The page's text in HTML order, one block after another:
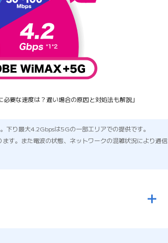
要な速度は？遅い場合の原因と対処法も解説」
り最大4.2Gbpsは5Gの一部エリアでの提供です。
す。また電波の状態、ネットワークの混雑状況により通信